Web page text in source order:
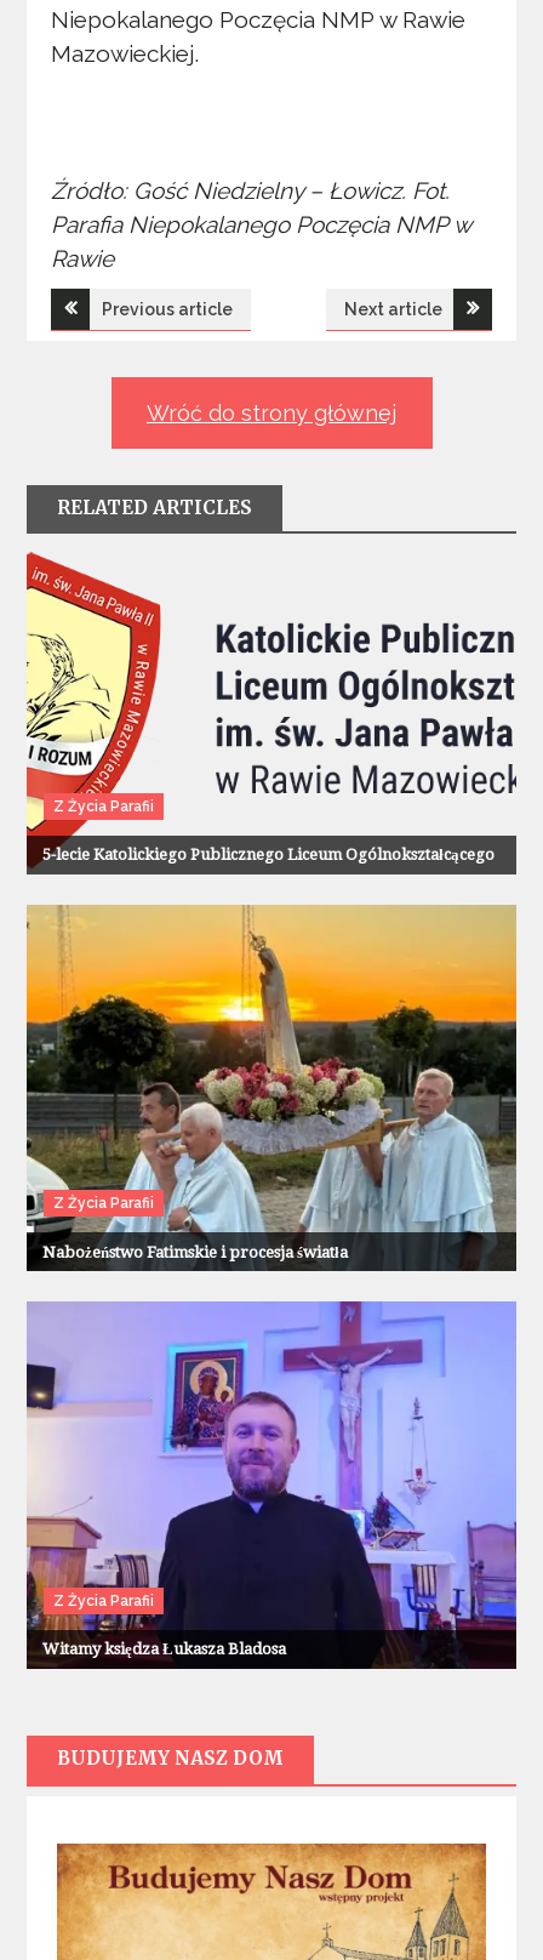
Niepokalanego Poczęcia NMP w Rawie
Mazowieckiej.
Źródło: Gość Niedzielny – Łowicz. Fot.
Parafia Niepokalanego Poczęcia NMP w
Rawie
Nawigacja
Previous article Next article
Wróć do strony głównej
RELATED ARTICLES
Z Życia Parafii
5-lecie Katolickiego Publicznego Liceum Ogólnokształcącego
Z Życia Parafii
Nabożeństwo Fatimskie i procesja światła
Z Życia Parafii
Witamy księdza Łukasza Bladosa
BUDUJEMY NASZ DOM